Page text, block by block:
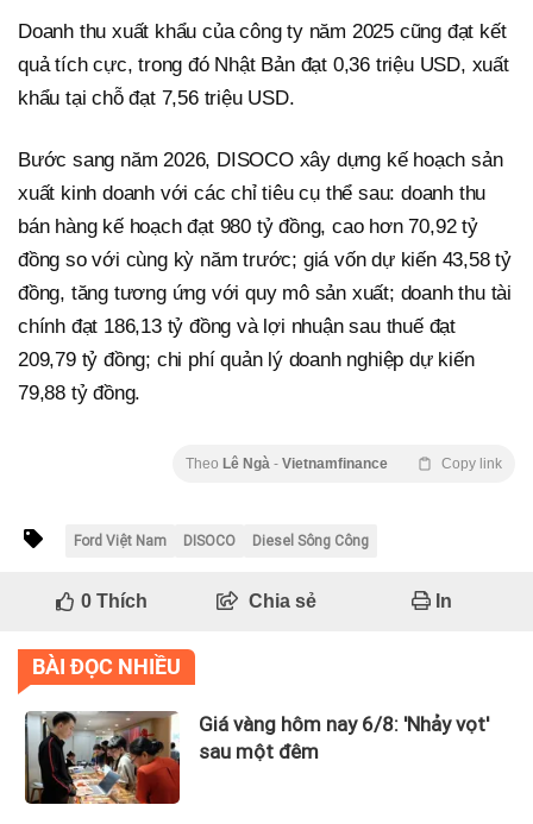
Doanh thu xuất khẩu của công ty năm 2025 cũng đạt kết
quả tích cực, trong đó Nhật Bản đạt 0,36 triệu USD, xuất
khẩu tại chỗ đạt 7,56 triệu USD.
Bước sang năm 2026, DISOCO xây dựng kế hoạch sản
xuất kinh doanh với các chỉ tiêu cụ thể sau: doanh thu
bán hàng kế hoạch đạt 980 tỷ đồng, cao hơn 70,92 tỷ
đồng so với cùng kỳ năm trước; giá vốn dự kiến 43,58 tỷ
đồng, tăng tương ứng với quy mô sản xuất; doanh thu tài
chính đạt 186,13 tỷ đồng và lợi nhuận sau thuế đạt
209,79 tỷ đồng; chi phí quản lý doanh nghiệp dự kiến
79,88 tỷ đồng.
Theo Lê Ngà - Vietnamfinance Copy link
Ford Việt Nam DISOCO Diesel Sông Công
0Thích Chia sẻ In
BÀI ĐỌC NHIỀU
Giá vàng hôm nay 6/8: 'Nhảy vọt'
sau một đêm